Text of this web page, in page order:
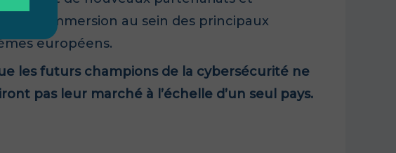
d’immersion au sein des principaux
européens.
les futurs champions de la cybersécurité ne
pas leur marché à l’échelle d’un seul pays.